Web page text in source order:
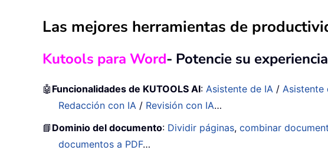
Las mejores herramientas de
Kutools para Word- Potencie su
🤖 Funcionalidades de KUTOOLS AI: Asistente de IA / Asistente
Redacción con IA / Revisión con IA…
📘 Dominio del documento: Dividir páginas, combinar
documentos a PDF…